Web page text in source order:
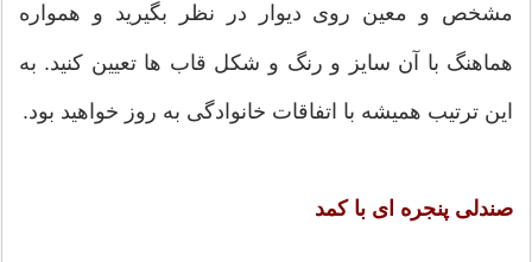
مشخص و معین روی دیوار در نظر بگیرید و همواره
هماهنگ با آن سایز و رنگ و شکل قاب ها تعیین کنید. به
این ترتیب همیشه با اتفاقات خانوادگی به روز خواهید بود.
صندلی پنجره ای با کمد